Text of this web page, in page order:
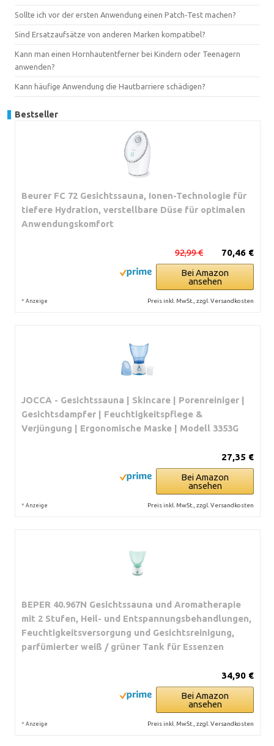
Sollte ich vor der ersten Anwendung einen Patch‑Test machen?
Sind Ersatzaufsätze von anderen Marken kompatibel?
Kann man einen Hornhautentferner bei Kindern oder Teenagern
anwenden?
Kann häufige Anwendung die Hautbarriere schädigen?
Bestseller
Beurer FC 72 Gesichtssauna, Ionen-Technologie für
tiefere Hydration, verstellbare Düse für optimalen
Anwendungskomfort
70,46 €
92,99 €
Bei Amazon
ansehen
* Anzeige Preis inkl. MwSt., zzgl. Versandkosten
JOCCA - Gesichtssauna | Skincare | Porenreiniger |
Gesichtsdampfer | Feuchtigkeitspflege &
Verjüngung | Ergonomische Maske | Modell 3353G
27,35 €
Bei Amazon
ansehen
* Anzeige Preis inkl. MwSt., zzgl. Versandkosten
BEPER 40.967N Gesichtssauna und Aromatherapie
mit 2 Stufen, Heil- und Entspannungsbehandlungen,
Feuchtigkeitsversorgung und Gesichtsreinigung,
parfümierter weiß / grüner Tank für Essenzen
34,90 €
Bei Amazon
ansehen
* Anzeige Preis inkl. MwSt., zzgl. Versandkosten